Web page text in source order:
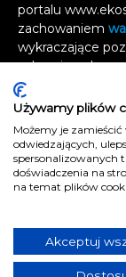
portalu
zachowaniem
wykraczające
zabronione bez
się, w jaki
wykorzystanie
Naruszenie tych
Wszelkie prawa
Kontakt
Polityka
Używamy plików
Możemy je
odwiedzających,
spersonalizowanych
doświadczenia na
na temat plików
Akceptuj